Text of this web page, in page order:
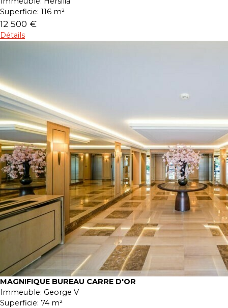
Superficie: 116 m²
12 500 €
Détails
MAGNIFIQUE BUREAU CARRE D'OR
Immeuble: George V
Superficie: 74 m²